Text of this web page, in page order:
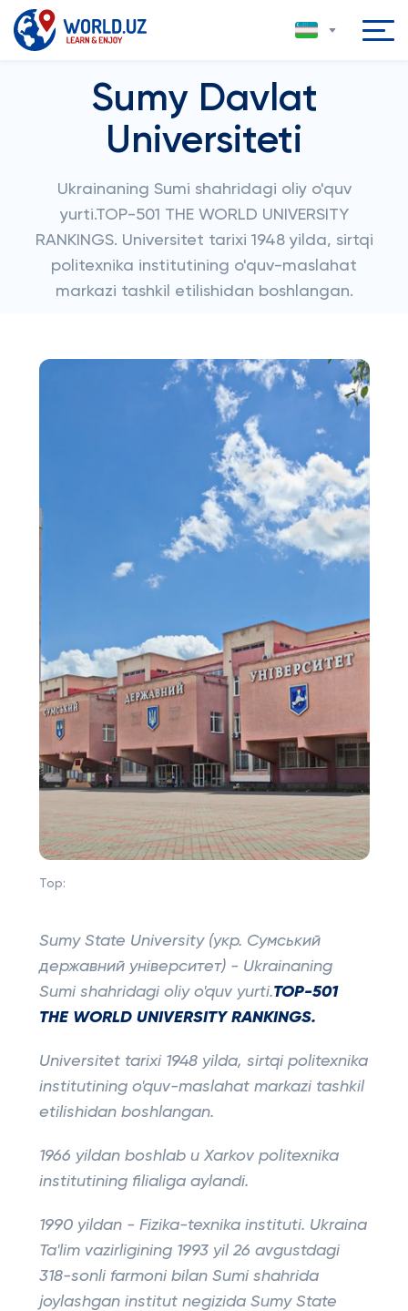
Sumy Davlat
Universiteti
Ukrainaning Sumi shahridagi oliy o'quv
yurti.TOP-501 THE WORLD UNIVERSITY
RANKINGS. Universitet tarixi 1948 yilda, sirtqi
politexnika institutining o'quv-maslahat
markazi tashkil etilishidan boshlangan.
Top:
Sumy State University (укр. Сумський
державний університет) - Ukrainaning
Sumi shahridagi oliy o'quv yurti.TOP-501
THE WORLD UNIVERSITY RANKINGS.
Universitet tarixi 1948 yilda, sirtqi politexnika
institutining o'quv-maslahat markazi tashkil
etilishidan boshlangan.
1966 yildan boshlab u Xarkov politexnika
institutining filialiga aylandi.
1990 yildan - Fizika-texnika instituti. Ukraina
Ta'lim vazirligining 1993 yil 26 avgustdagi
318-sonli farmoni bilan Sumi shahrida
joylashgan institut negizida Sumy State